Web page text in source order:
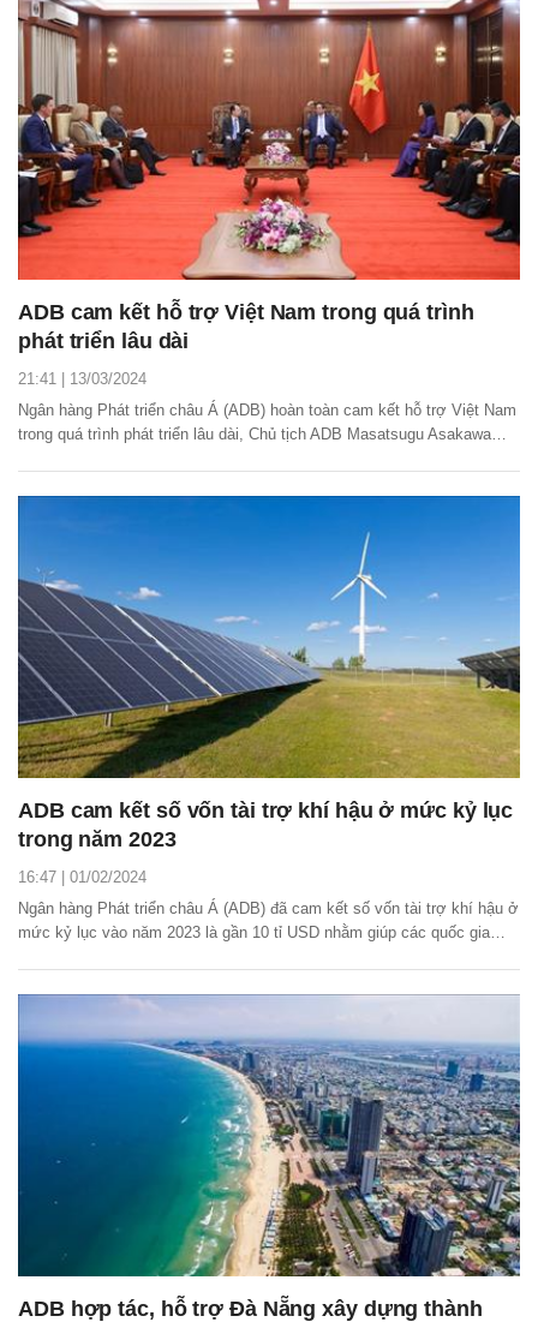
ADB cam kết hỗ trợ Việt Nam trong quá trình
phát triển lâu dài
21:41 | 13/03/2024
Ngân hàng Phát triển châu Á (ADB) hoàn toàn cam kết hỗ trợ Việt Nam
trong quá trình phát triển lâu dài, Chủ tịch ADB Masatsugu Asakawa
ADB cam kết số vốn tài trợ khí hậu ở mức kỷ lục
trong năm 2023
16:47 | 01/02/2024
Ngân hàng Phát triển châu Á (ADB) đã cam kết số vốn tài trợ khí hậu ở
mức kỷ lục vào năm 2023 là gần 10 tỉ USD nhằm giúp các quốc gia
ADB hợp tác, hỗ trợ Đà Nẵng xây dựng thành